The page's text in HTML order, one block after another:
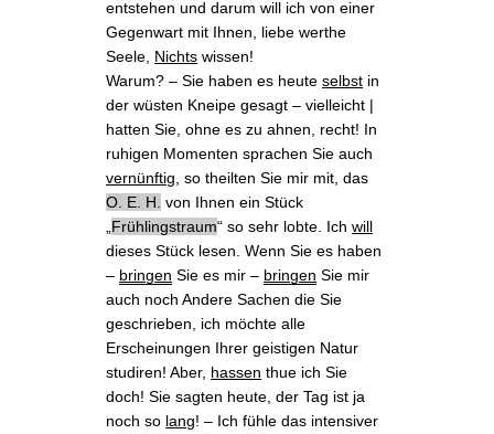
entstehen und darum will ich von einer
Gegenwart mit Ihnen, liebe werthe
Seele, Nichts wissen!
Warum? ‒ Sie haben es heuteselbst in
derwüsten Kneipe gesagt ‒ vielleicht |
hatten Sie, ohne es zu ahnen, recht! In
ruhigen Momenten sprachen Sie auch
vernünftig , so theilten Sie mir mit, das
O. E. H. von Ihnenein Stück
Frühlingstraum“ so sehr lobte. Ichwill
dieses Stück lesen. Wenn Sie es haben
‒ bringen Sie es mir ‒ bringen Sie mir
auch noch Andere Sachen die Sie
geschrieben, ich möchte alle
Erscheinungen Ihrer geistigen Natur
studiren! Aber, hassen thue ich Sie
doch! Sie sagten heute, der Tag ist ja
noch so lang! ‒ Ich fühle das intensiver